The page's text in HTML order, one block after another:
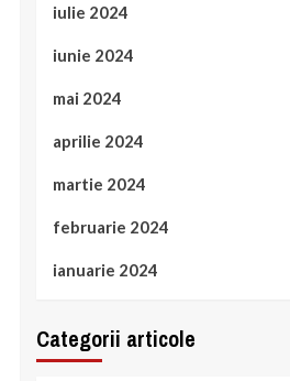
iulie 2024
iunie 2024
mai 2024
aprilie 2024
martie 2024
februarie 2024
ianuarie 2024
Categorii articole